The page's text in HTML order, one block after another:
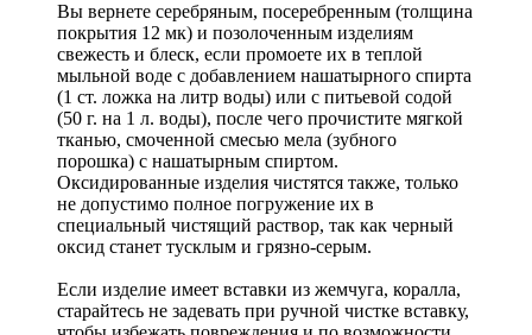
Вы вернете серебряным, посеребренным (толщина
покрытия 12 мк) и позолоченным изделиям
свежесть и блеск, если промоете их в теплой
мыльной воде с добавлением нашатырного спирта
(1 ст. ложка на литр воды) или с питьевой содой
(50 г. на 1 л. воды), после чего прочистите мягкой
тканью, смоченной смесью мела (зубного
порошка) с нашатырным спиртом.
Оксидированные изделия чистятся также, только
не допустимо полное погружение их в
специальный чистящий раствор, так как черный
оксид станет тусклым и грязно-серым.
Если изделие имеет вставки из жемчуга, коралла,
старайтесь не задевать при ручной чистке вставку,